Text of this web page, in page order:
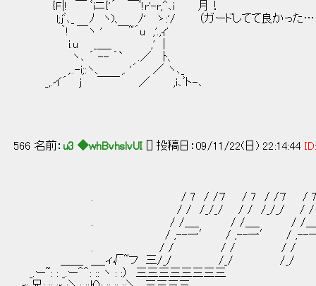
{F|! ￣ ﾞiニ{'´ ￣ﾞ!r'-r,^､i 月！
l;jﾞ､_ ﾉ ヽ)、 ﾉ' ゝ:'/ （ガードしてて良かった
｀! ￣ヽ ' ￣~´u ,'.,ｨ'
i.u _＿_ ,' |
ヽ､ ´ -- ｀` .／ ﾄ、
,..-i;:ヽ、 ,. '´ ／ ヽ､_
_,.イ´ j ￣￣ ／ ,i､ﾞト-､
566 名前： u3 ◆whBvhslvUI [] 投稿日：09/11/22(日) 22:14:44 ID:
. / 7 / /７ / 7 / /７ / 7 / /７ /
/ / /_/_/ / / /_/_/ / / /_/_/ ./
. / /＿_ / /＿_ / /＿_ /
/ ,--一′ / ,--一′ / ,--一′ /
. / / / / / / /
＿＿ ＿_ィ√~フ 三/_/ /_/
_.ー~: : _.ー＾＾: :: ヽ : :） 三三三三三三三三